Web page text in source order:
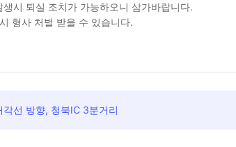
시 퇴실 조치가 가능하오니 삼가바랍니다.
형사 처벌 받을 수 있습니다.
선 방향, 청북IC 3분거리